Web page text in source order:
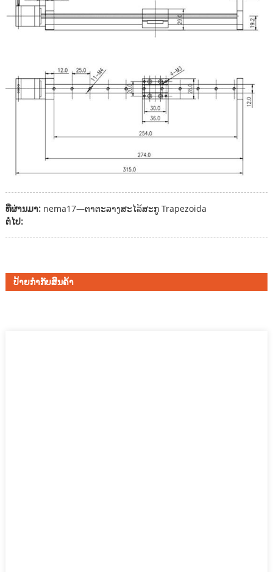
ທີ່ຜ່ານມາ: nema17—ຕາຕະລາງສະໄລ້ສະກູ Trapezoida
ຕໍ່ໄປ:
ປ້າຍກຳກັບສິນຄ້າ